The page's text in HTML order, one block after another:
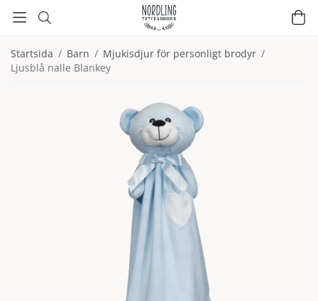
Startsida / Barn / Mjukisdjur för personligt brodyr /
Ljusblå nalle Blankey